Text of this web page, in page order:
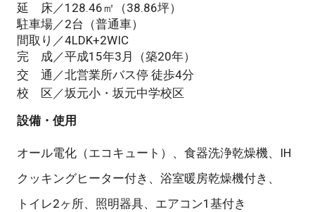
延 床／128.46㎡（38.86坪）
駐車場／2台（普通車）
間取り／4LDK+2WIC
完 成／平成15年3月（築20年）
交 通／北営業所バス停 徒歩4分
校 区／坂元小・坂元中学校区
設備・使用
オール電化（エコキュート）、食器洗浄乾燥機、IH
クッキングヒーター付き、浴室暖房乾燥機付き、
トイレ2ヶ所、照明器具、エアコン1基付き